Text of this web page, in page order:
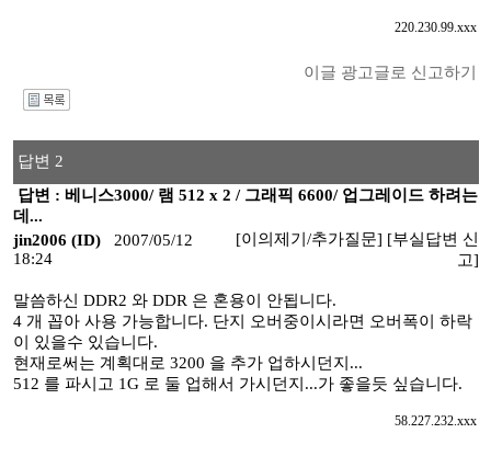
220.230.99.xxx
이글 광고글로 신고하기
답변 2
답변 : 베니스3000/ 램 512 x 2 / 그래픽 6600/ 업그레이드 하려는
데...
jin2006 (ID)
2007/05/12
18:24
[이의제기/추가질문] [부실답변 신
고]
말씀하신 DDR2 와 DDR 은 혼용이 안됩니다.
4 개 꼽아 사용 가능합니다. 단지 오버중이시라면 오버폭이 하락
이 있을수 있습니다.
현재로써는 계획대로 3200 을 추가 업하시던지...
512 를 파시고 1G 로 둘 업해서 가시던지...가 좋을듯 싶습니다.
58.227.232.xxx